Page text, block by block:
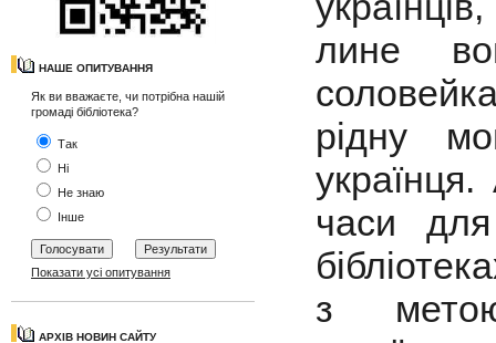
НАШЕ ОПИТУВАННЯ
Як ви вважаєте, чи потрібна нашій
громаді бібліотека?
Так
Ні
Не знаю
Інше
Показати усі опитування
АРХІВ НОВИН САЙТУ
лине
рідну
українця.
часи
з